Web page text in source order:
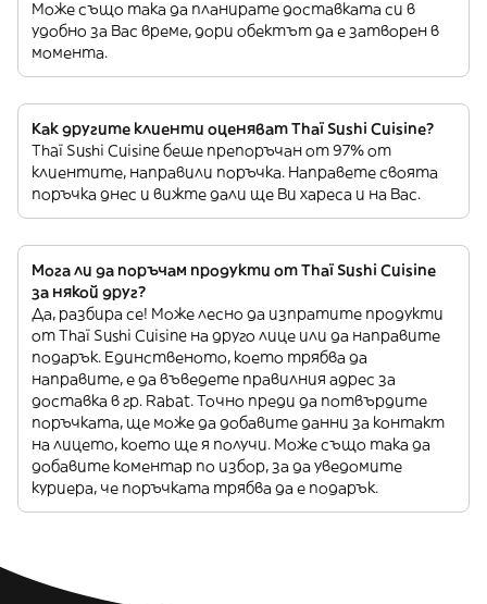
Може също така да планирате доставката си в
удобно за Вас време, дори обектът да е затворен в
момента.
Как другите клиенти оценяват Thaï Sushi Cuisine?
Thaï Sushi Cuisine беше препоръчан от 97% от
клиентите, направили поръчка. Направете своята
поръчка днес и вижте дали ще Ви хареса и на Вас.
Мога ли да поръчам продукти от Thaï Sushi Cuisine
за някой друг?
Да, разбира се! Може лесно да изпратите продукти
от Thaï Sushi Cuisine на друго лице или да направите
подарък. Единственото, което трябва да
направите, е да въведете правилния адрес за
доставка в гр. Rabat. Точно преди да потвърдите
поръчката, ще може да добавите данни за контакт
на лицето, което ще я получи. Може също така да
добавите коментар по избор, за да уведомите
куриера, че поръчката трябва да е подарък.